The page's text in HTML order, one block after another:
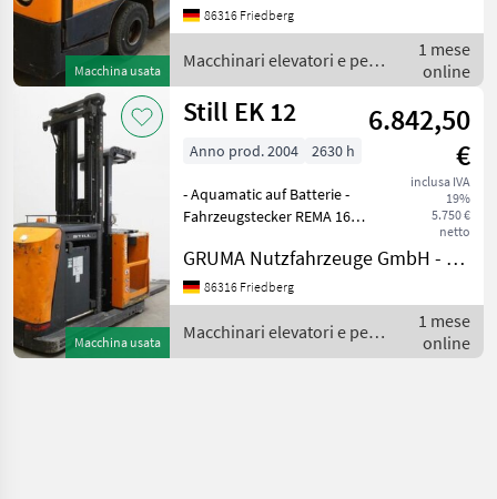
Marketplace
Offerte dei
rivenditori
Annunci
Macchina usata
Batteriewechsel -
Vollkabine - Heizung -
Beleuchtungsanlage mit
86316 Friedberg
Macchinari elevatori e per
magazzino / Still
1 mese
online
Macchina usata
Still EK 12
6.842,50
€
inclusa IVA
19%
5.750 €
netto
Anno prod. 2004 2630 h
- Aquamatic auf Batterie -
Fahrzeugstecker REMA 160A
mit Rollen - Stahlrahmen -
Mastschutz: Polycarbonat -
Innenspiegel -
Zugangskontrol
GRUMA Nutzfahrzeuge GmbH - Staplertechnik
86316 Friedberg
Macchinari elevatori e per
magazzino / Still
1 mese
online